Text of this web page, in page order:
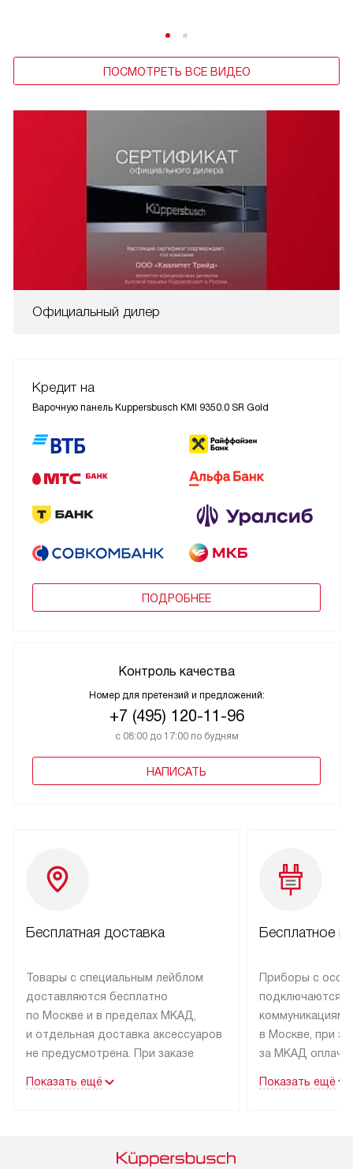
ПОСМОТРЕТЬ ВСЕ ВИДЕО
Официальный дилер
Кредит на
Варочную панель Kuppersbusch KMI 9350.0 SR Gold
ПОДРОБНЕЕ
Контроль качества
Номер для претензий и предложений:
+7 (495) 120-11-96
с 08:00 до 17:00 по будням
НАПИСАТЬ
Бесплатная доставка
Товары с специальным лейблом
доставляются бесплатно
по Москве и в пределах МКАД,
и отдельная доставка аксессуаров
не предусмотрена. При заказе
рекомендуем обсудить
быть отправлены покупателю
Показать ещё
Бесплатное
Приборы с
подключаются к
коммуникациям
в Москве, при
за МКАД
партнера
Показать ещё